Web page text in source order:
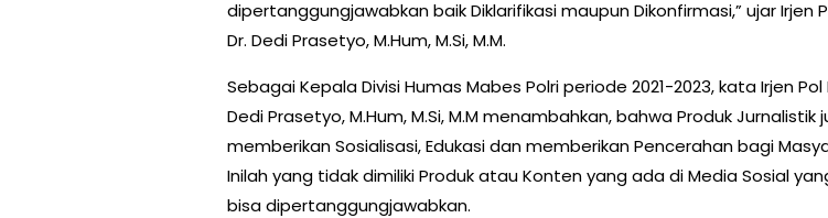
dipertanggungjawabkan baik Diklarifikasi maupun Dikonfirmasi,” ujar Irjen
Dr. Dedi Prasetyo, M.Hum, M.Si, M.M.
Sebagai Kepala Divisi Humas Mabes Polri periode 2021-2023, kata Irjen Pol
Dedi Prasetyo, M.Hum, M.Si, M.M menambahkan, bahwa Produk Jurnalistik
memberikan Sosialisasi, Edukasi dan memberikan Pencerahan bagi
Inilah yang tidak dimiliki Produk atau Konten yang ada di Media Sosial
bisa dipertanggungjawabkan.